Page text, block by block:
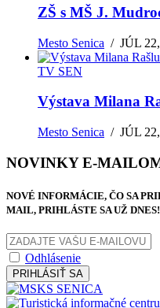
ZŠ s MŠ J.
Mesto Senica /JÚL 22,
TV SEN
Výstava Milana
Mesto Senica /JÚL 22,
NOVINKY E-
NOVÉ INFORMÁCIE, ČO SA
MAIL, PRIHLÁSTE SA UŽ DNES!
Odhlásenie
PRIHLÁSIŤ SA